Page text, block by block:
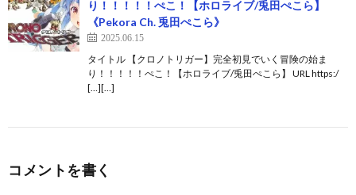
り！！！！！ぺこ！【ホロライブ/兎田ぺこら】
《Pekora Ch. 兎田ぺこら》
2025.06.15
タイトル 【クロノトリガー】完全初見でいく冒険の始ま
り！！！！！ぺこ！【ホロライブ/兎田ぺこら】 URL https:/
[…][…]
コメントを書く